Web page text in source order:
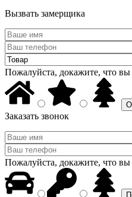
Вызвать замерщика
Пожалуйста, докажите, что вы
Заказать звонок
Пожалуйста, докажите, что вы